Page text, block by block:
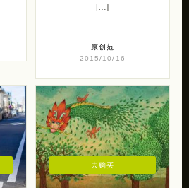
[…]
原创范
2015/10/16
去购买